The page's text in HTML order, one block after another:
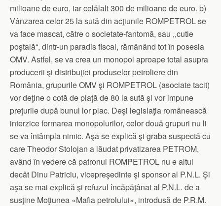
milioane de euro, iar celălalt 300 de milioane de euro. b)
Vânzarea celor 25 la sută din acţiunile ROMPETROL se
va face mascat, către o societate-fantomă, sau ,,cutie
poştală“, dintr-un paradis fiscal, rămânând tot în posesia
OMV. Astfel, se va crea un monopol aproape total asupra
producerii şi distribuţiei produselor petroliere din
România, grupurile OMV şi ROMPETROL (asociate tacit)
vor deţine o cotă de piaţă de 80 la sută şi vor impune
preţurile după bunul lor plac. Deşi legislaţia românească
interzice formarea monopolurilor, celor două grupuri nu li
se va întâmpla nimic. Aşa se explică şi graba suspectă cu
care Theodor Stolojan a lăudat privatizarea PETROM,
având în vedere că patronul ROMPETROL nu e altul
decât Dinu Patriciu, vicepreşedinte şi sponsor al P.N.L. Şi
aşa se mai explică şi refuzul încăpăţânat al P.N.L. de a
susţine Moţiunea «Mafia petrolului», introdusă de P.R.M.